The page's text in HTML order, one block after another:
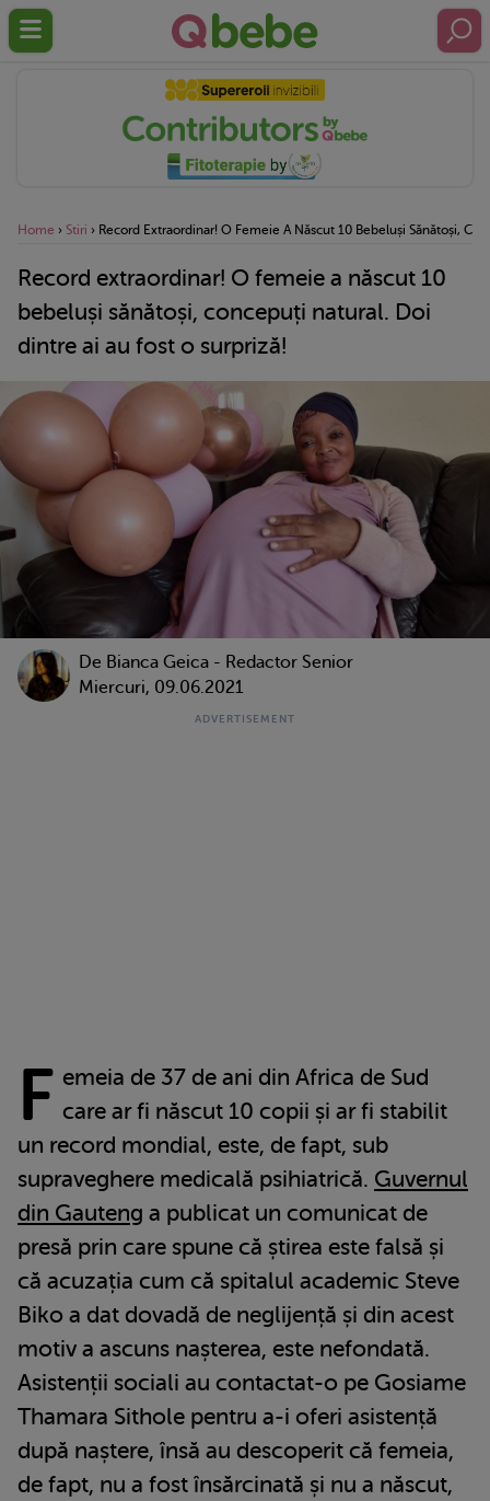
Home › Stiri › Record Extraordinar! O Femeie A Născut 10 Bebeluși Sănătoși,
Record extraordinar! O femeie a născut 10
bebeluși sănătoși, concepuți natural. Doi
dintre ai au fost o surpriză!
De Bianca Geica - Redactor Senior
Miercuri, 09.06.2021
F emeia de 37 de ani din Africa de Sud
care ar fi născut 10 copii și ar fi stabilit
un record mondial, este, de fapt, sub
supraveghere medicală psihiatrică. Guvernul
din Gauteng a publicat un comunicat de
presă prin care spune că știrea este falsă și
că acuzația cum că spitalul academic Steve
Biko a dat dovadă de neglijență și din acest
motiv a ascuns nașterea, este nefondată.
Asistenții sociali au contactat-o pe Gosiame
Thamara Sithole pentru a-i oferi asistență
după naștere, însă au descoperit că femeia,
de fapt, nu a fost însărcinată și nu a născut,